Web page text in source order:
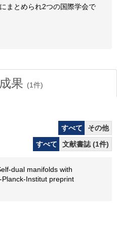
まとめられ2つの国際学会で
果 (1件)
すべて
その他
すべて
文献書誌 (1件)
dual manifolds with
Institut preprint